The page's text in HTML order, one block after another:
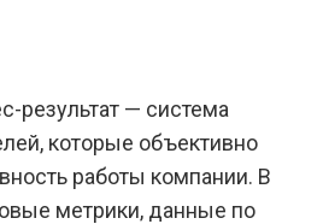
результат — система
которые объективно
работы компании. В
метрики, данные по